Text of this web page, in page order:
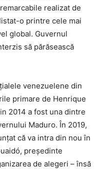
realizat de
o printre cele mai
global. Guvernul
să părăsească
venezuelene din
primare de Henrique
2014 a fost una dintre
Maduro. În 2019,
că va intra din nou în
președinte
de alegeri – însă